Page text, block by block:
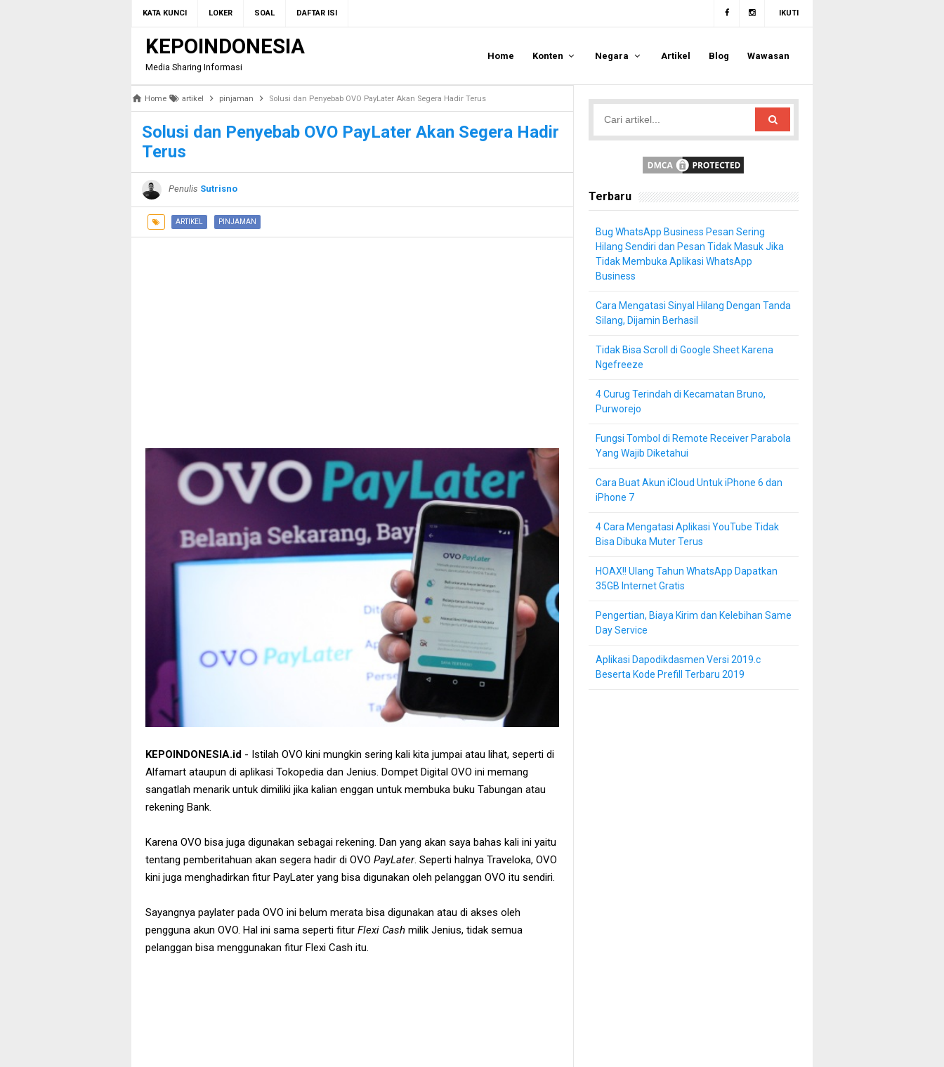
KATA KUNCI LOKER SOAL DAFTAR ISI IKUTI
KEPOINDONESIA
Media Sharing Informasi
Home Konten Negara Artikel Blog Wawasan
Home artikel pinjaman Solusi dan Penyebab OVO PayLater Akan Segera Hadir Terus
Solusi dan Penyebab OVO PayLater Akan Segera Hadir
Terus
Penulis Sutrisno
ARTIKEL PINJAMAN
KEPOINDONESIA.id - Istilah OVO kini mungkin sering kali kita jumpai atau lihat, seperti di
Alfamart ataupun di aplikasi Tokopedia dan Jenius. Dompet Digital OVO ini memang
sangatlah menarik untuk dimiliki jika kalian enggan untuk membuka buku Tabungan atau
rekening Bank.
Karena OVO bisa juga digunakan sebagai rekening. Dan yang akan saya bahas kali ini yaitu
tentang pemberitahuan akan segera hadir di OVO PayLater. Seperti halnya Traveloka, OVO
kini juga menghadirkan fitur PayLater yang bisa digunakan oleh pelanggan OVO itu sendiri.
Sayangnya paylater pada OVO ini belum merata bisa digunakan atau di akses oleh
pengguna akun OVO. Hal ini sama seperti fitur Flexi Cash milik Jenius, tidak semua
pelanggan bisa menggunakan fitur Flexi Cash itu.
Terbaru
Bug WhatsApp Business Pesan Sering
Hilang Sendiri dan Pesan Tidak Masuk Jika
Tidak Membuka Aplikasi WhatsApp
Business
Cara Mengatasi Sinyal Hilang Dengan Tanda
Silang, Dijamin Berhasil
Tidak Bisa Scroll di Google Sheet Karena
Ngefreeze
4 Curug Terindah di Kecamatan Bruno,
Purworejo
Fungsi Tombol di Remote Receiver Parabola
Yang Wajib Diketahui
Cara Buat Akun iCloud Untuk iPhone 6 dan
iPhone 7
4 Cara Mengatasi Aplikasi YouTube Tidak
Bisa Dibuka Muter Terus
HOAX!! Ulang Tahun WhatsApp Dapatkan
35GB Internet Gratis
Pengertian, Biaya Kirim dan Kelebihan Same
Day Service
Aplikasi Dapodikdasmen Versi 2019.c
Beserta Kode Prefill Terbaru 2019